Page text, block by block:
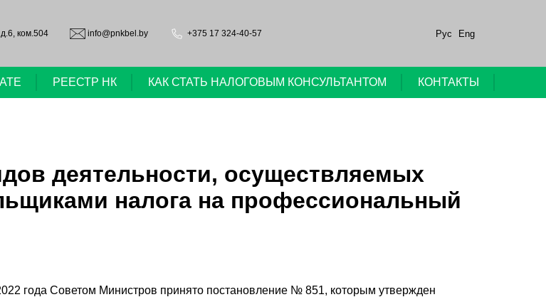
д.6, ком.504 info@pnkbel.by +375 17 324-40-57 Рус Eng
РЕЕСТР НК КАК СТАТЬ НАЛОГОВЫМ КОНСУЛЬТАНТОМ КОНТАКТЫ
деятельности, осуществляемых
налога на профессиональный
года Советом Министров принято постановление № 851, которым утвержден